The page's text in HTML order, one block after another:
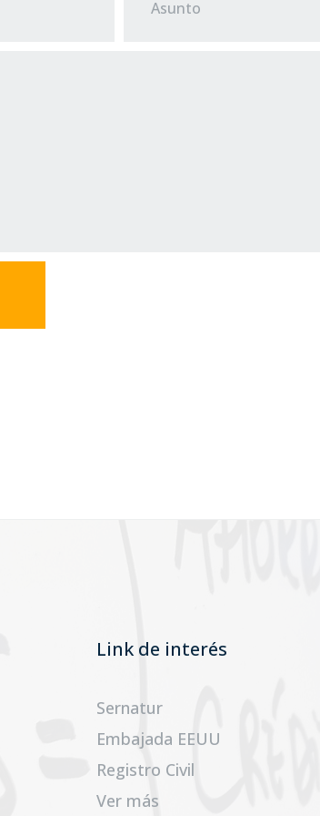
Link de interés
Sernatur
Embajada EEUU
Registro Civil
Ver más